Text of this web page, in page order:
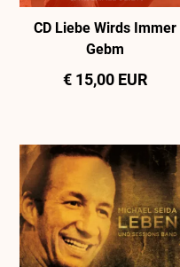
CD Liebe Wirds Immer
Gebm
€ 15,00 EUR